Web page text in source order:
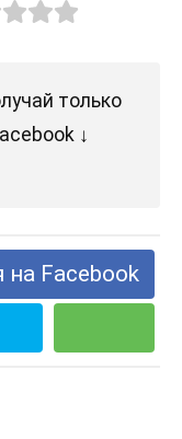
только
↓
на Facebook